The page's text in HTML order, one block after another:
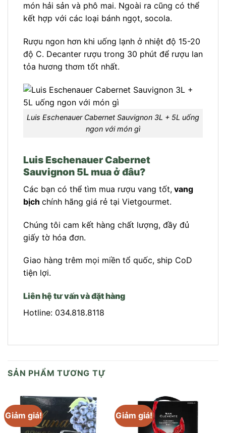
món hải sản và phô mai. Ngoài ra cũng có thể
kết hợp với các loại bánh ngọt, socola.
Rượu ngon hơn khi uống lạnh ở nhiệt độ 15-20
độ C. Decanter rượu trong 30 phút để rượu lan
tỏa hương thơm tốt nhất.
Luis Eschenauer Cabernet Sauvignon 3L + 5L uống
ngon với món gì
Luis Eschenauer Cabernet
Sauvignon 5L mua ở đâu?
Các bạn có thể tìm mua rượu vang tốt, vang
bịch chính hãng giá rẻ tại Vietgourmet.
Chúng tôi cam kết hàng chất lượng, đầy đủ
giấy tờ hóa đơn.
Giao hàng trêm mọi miền tổ quốc, ship CoD
tiện lợi.
Liên hệ tư vấn và đặt hàng
Hotline: 034.818.8118
SẢN PHẨM TƯƠNG TỰ
Giảm giá! Giảm giá!